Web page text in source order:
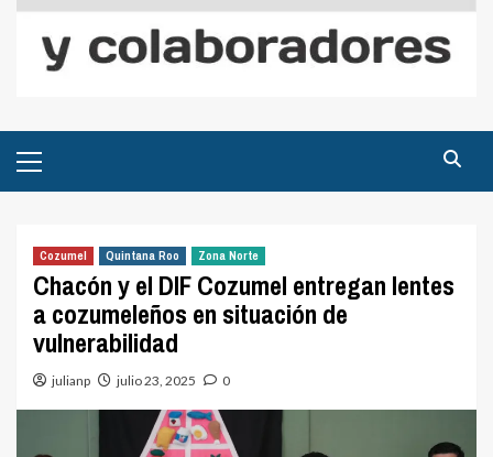
principal
Cozumel Quintana Roo Zona Norte
Chacón y el DIF Cozumel entregan lentes
a cozumeleños en situación de
vulnerabilidad
julianp julio 23, 2025 0